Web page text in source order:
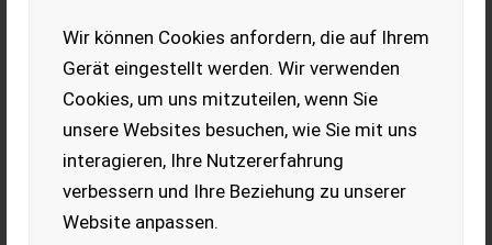
Wir können Cookies anfordern, die auf Ihrem
Gerät eingestellt werden. Wir verwenden
Cookies, um uns mitzuteilen, wenn Sie
unsere Websites besuchen, wie Sie mit uns
interagieren, Ihre Nutzererfahrung
verbessern und Ihre Beziehung zu unserer
Website anpassen.
Krone KW 670
Hit 6,69 ähnlich
Ausführung. Sonderprei 5900, Aufpreis für HD Verstellung 580
EUR 5.900 MwSt nicht ausweisbar